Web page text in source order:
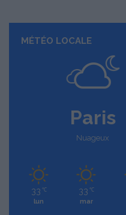
MÉTÉO LOCALE
Paris
Nuageux
33 ℃
lun
33 ℃
mar